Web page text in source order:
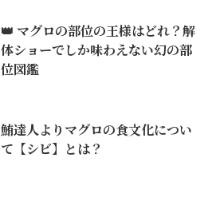
👑 マグロの部位の王様はどれ？解
体ショーでしか味わえない幻の部
位図鑑
鮪達人よりマグロの食文化につい
て【シビ】とは？